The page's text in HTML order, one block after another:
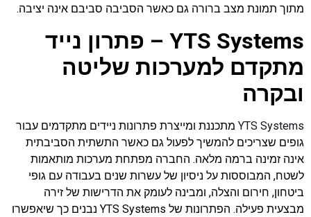
מתוך תמונת מצב ברורה גם כאשר הסביבה סביבם אינה יציבה.
YTS Systems – פתרון נייד
מתקדם למערכות שליטה
ובקרה
YTS Systems מתכננת ומייצרת פתרונות ניידים מתקדמים עבור
גופים שצריכים להמשיך לפעול גם כאשר התשתית הסביבתית
אינה זמינה ברמה מלאה. החברה מפתחת מערכות מותאמות
לשטח, המבוססות על ניסיון של עשרות שנים בעבודה עם גופי
ביטחון, חירום והצלה, ומבינה לעומק את הדרישות של זירה
מבצעית פעילה. הפתרונות של YTS Systems נבנים כך שיאפשרו